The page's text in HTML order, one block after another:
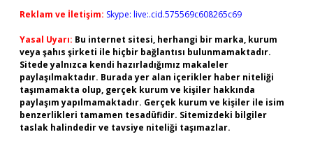
Reklam ve İletişim: Skype: live:.cid.575569c608265c69
Yasal Uyarı: Bu internet sitesi, herhangi bir marka, kurum
veya şahıs şirketi ile hiçbir bağlantısı bulunmamaktadır.
Sitede yalnızca kendi hazırladığımız makaleler
paylaşılmaktadır. Burada yer alan içerikler haber niteliği
taşımamakta olup, gerçek kurum ve kişiler hakkında
paylaşım yapılmamaktadır. Gerçek kurum ve kişiler ile isim
benzerlikleri tamamen tesadüfidir. Sitemizdeki bilgiler
taslak halindedir ve tavsiye niteliği taşımazlar.